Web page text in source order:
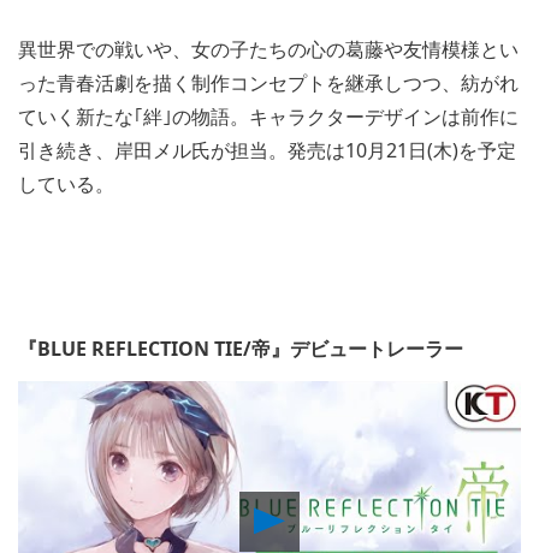
異世界での戦いや、女の子たちの心の葛藤や友情模様とい
った青春活劇を描く制作コンセプトを継承しつつ、紡がれ
ていく新たな｢絆｣の物語。キャラクターデザインは前作に
引き続き、岸田メル氏が担当。発売は10月21日(木)を予定
している。
『BLUE REFLECTION TIE/帝』デビュートレーラー
Play
Video